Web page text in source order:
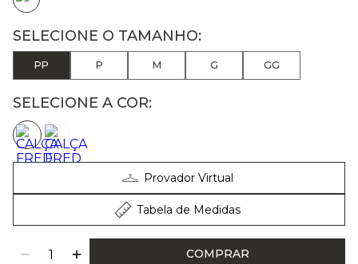
PP P M G GG
SELECIONE A COR:
Provador Virtual
Tabela de Medidas
COMPRAR